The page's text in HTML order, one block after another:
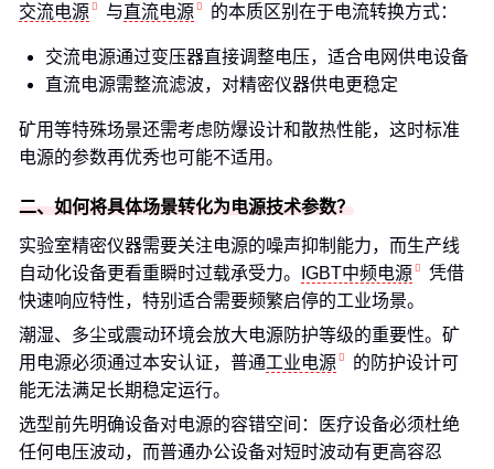
交流电源
与直流电源 的本质区别在于电流转换方式：
交流电源通过变压器直接调整电压，适合电网供电设备
直流电源需整流滤波，对精密仪器供电更稳定
矿用等特殊场景还需考虑防爆设计和散热性能，这时标准
电源的参数再优秀也可能不适用。
二、如何将具体场景转化为电源技术参数？
实验室精密仪器需要关注电源的噪声抑制能力，而生产线
自动化设备更看重瞬时过载承受力。
IGBT中频电源
凭借
快速响应特性，特别适合需要频繁启停的工业场景。
潮湿、多尘或震动环境会放大电源防护等级的重要性。矿
用电源必须通过本安认证，普通工业电源
的防护设计可
能无法满足长期稳定运行。
选型前先明确设备对电源的容错空间：医疗设备必须杜绝
任何电压波动，而普通办公设备对短时波动有更高容忍